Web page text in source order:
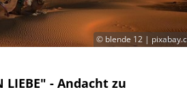
© blende 12 |
LIEBE" - Andacht zu